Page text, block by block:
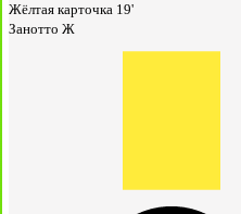
Жёлтая карточка 19'
Занотто Ж